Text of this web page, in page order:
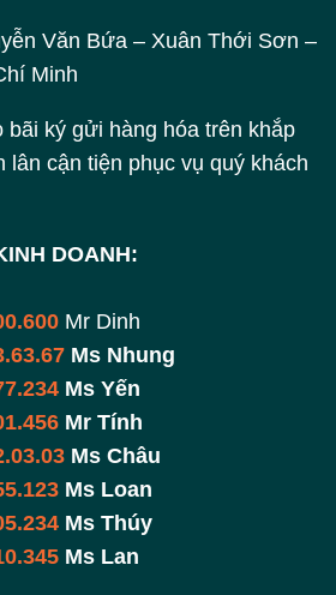
Văn Bứa – Xuân Thới Sơn –
Minh
bãi ký gửi hàng hóa trên khắp
lân cận tiện phục vụ quý khách
DOANH:
Mr Dinh
Ms Nhung
Ms Yến
Mr Tính
Ms Châu
Ms Loan
Ms Thúy
Ms Lan